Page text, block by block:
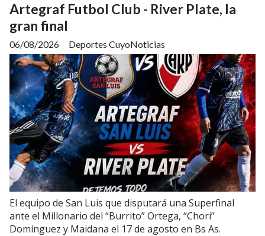
Artegraf Futbol Club - River Plate, la
gran final
Deportes CuyoNoticias
06/08/2026
El equipo de San Luis que disputará una Superfinal
ante el Millonario del “Burrito” Ortega, “Chori”
Domínguez y Maidana el 17 de agosto en Bs As.